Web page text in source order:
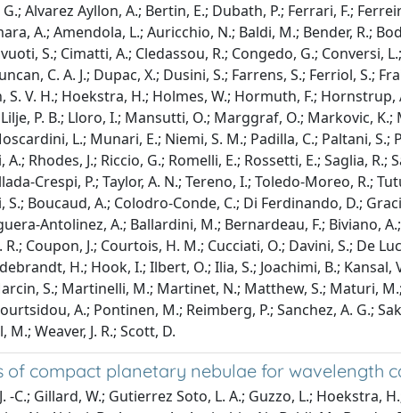
Alvarez Ayllon, A.; Bertin, E.; Dubath, P.; Ferrari, F.;
A.; Amendola, L.; Auricchio, N.; Baldi, M.; Bender, R.;
S.; Cimatti, A.; Cledassou, R.; Congedo, G.; Conversi,
C. A. J.; Dupac, X.; Dusini, S.; Farrens, S.; Ferriol, S.;
V. H.; Hoekstra, H.; Holmes, W.; Hormuth, F.;
P. B.; Lloro, I.; Mansutti, O.; Marggraf, O.; Markovic,
L.; Munari, E.; Niemi, S. M.; Padilla, C.; Paltani, S.;
Rhodes, J.; Riccio, G.; Romelli, E.; Rossetti, E.; Saglia,
Crespi, P.; Taylor, A. N.; Tereno, I.; Toledo-Moreo, R.;
Boucaud, A.; Colodro-Conde, C.; Di Ferdinando, D.;
Antolinez, A.; Ballardini, M.; Bernardeau, F.; Biviano,
Coupon, J.; Courtois, H. M.; Cucciati, O.; Davini, S.; De
H.; Hook, I.; Ilbert, O.; Ilia, S.; Joachimi, B.;
S.; Martinelli, M.; Martinet, N.; Matthew, S.; Maturi,
A.; Pontinen, M.; Reimberg, P.; Sanchez, A. G.;
Weaver, J. R.; Scott, D.
of compact planetary nebulae for wavelength
C.; Gillard, W.; Gutierrez Soto, L. A.; Guzzo, L.; Hoekstra,